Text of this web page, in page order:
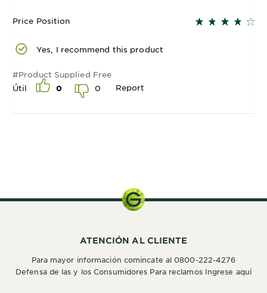
Price Position
Yes, I recommend this product
#Product Supplied Free
Útil
0 0 Report
ATENCIÓN AL CLIENTE
Para mayor información comincate al 0800-222-4276
Defensa de las y los Consumidores Para reclamos Ingrese aquí